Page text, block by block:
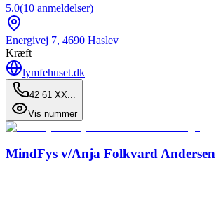
5.0(10 anmeldelser)
Energivej 7, 4690 Haslev
Kræft
lymfehuset.dk
42 61 XX...
Vis nummer
MindFys v/Anja Folkvard Andersen